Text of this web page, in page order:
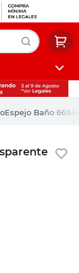
Espejo Baño